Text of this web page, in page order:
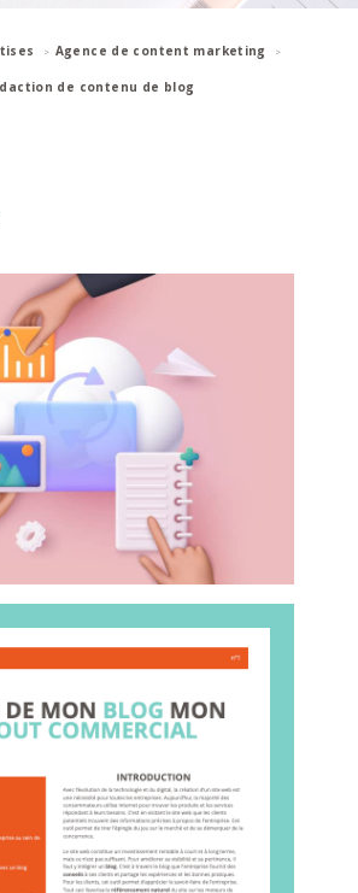
Agence de content marketing
de contenu de blog